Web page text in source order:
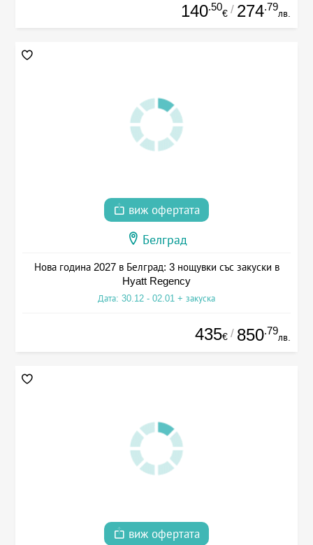
140.50
€ / 274.79
лв.
виж офертата
Белград
Нова година 2027 в Белград: 3 нощувки със закуски в
Hyatt Regency
Дата: 30.12 - 02.01 + закуска
435€ / 850.79
лв.
виж офертата